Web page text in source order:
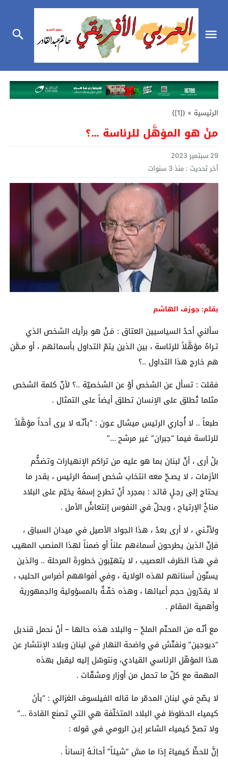
الرئيسية »
{[1]}
منْ هو المؤهَّل للرئاسة …؟
29 سبتمبر 2023
آخر تحديث : منذ 3 سنوات
بقلم: جوزف الهاشم
سألني أحدُ السياسيين العتاق : مَـنْ هو برأيك الشخص الذي
تـراهُ مؤهَّلاً للرئاسة ، بين الذين يتمّ التداول بأسمائهم ، أو مـمَّن
هم خارج هذا التداول ..؟
فقلت : تسأل عن الشخص أوْ عن الشخصيّة ..؟ لأنّ كلمة الشخص
مثلما تُطلق على الإنسان تطلق أيضاً على التمثال .
طبعاً .. لا أُجاري الرئيس ميشال عـون : “بأنّـه لا يرى أحداً مؤهَّلاً
للرئاسة فيما “جبران” غير مرشح …”
بلْ أرى ، أنّ لبنان بما هو عليه من تراكم الإنهيارات وتضخُّم
الأزمات ، لا يصـحّ معه انتخاب شخص إسمهُ الرئيس ، بقدر ما
يحتاج إلى رجـلٍ قائد : بمجرد أنْ تطرح إسمَهُ يخيّم على البلاد
مناخُ الإرتياح ، ويحلّ في النفوس إنتعاشُ الأمل .
ولأنّـني ، لا أرى بعدُ ، هذا الجواد الأصيل في ميدان السباق ،
فإنّ الذين يطرحون أسماءَهم علناً أو ضمناً لهذا المنصب المهيب
في هذا الظرف العصيب ، لا يتهيّبون خطورةَ المرحلة .. والذين
يسنّون أسنانهم لهذه الولاية ، وفي أفواههم أضراس الحليب ،
لا يقدّرون حجم أعبائها ، وهذه خفّـةٌ بالمسؤولية والجمهورية
وأهمية المقام .
مع أنّـه من المحتّم الملحّ – والبلاد هذه حالها – أنْ نحمل قنديل
“ديوجين” ونفتّش في واضحة النهار في لبنان وبلاد الإنتشار عن
هذا المؤهّل الرئاسي القيادي، ونتوسّل إليه ليقبل بهذه
المهمة مع كلّ ما تحمل من أوزار ومشقّات .
لا يصّح في لبنان المدمّر ما قاله الفيلسوف الغزالي : “بأنَ
كيمياء الحظوظ في البلاد المتخلّفة هي التي تصنع القادة …”
ولا تصحّ كيمياء الشاعر إبـن الرومي في قوله :
إنَّ للحظِّ كيمياءً إذا ما مسَّ “شيئاً” أحالَـهُ إنساناً .